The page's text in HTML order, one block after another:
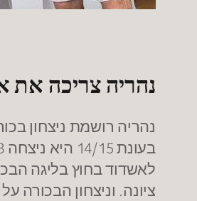
נהריה צריכה
לאשדוד בחוץ בליגה
ציונה. וניצחון הבכורה